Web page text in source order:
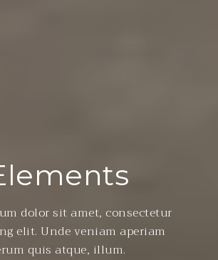
dolor sit amet, consectetur
elit. Unde veniam aperiam
quis atque, illum.